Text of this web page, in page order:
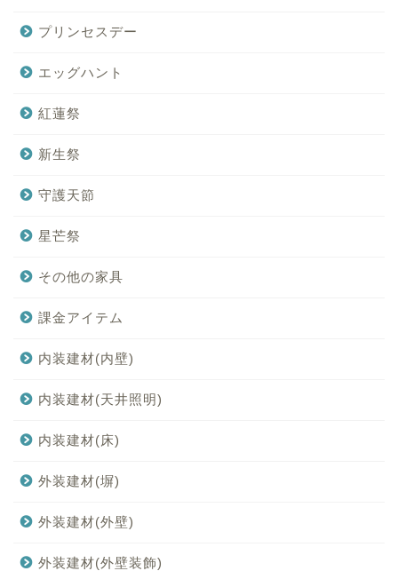
プリンセスデー
エッグハント
紅蓮祭
新生祭
守護天節
星芒祭
その他の家具
課金アイテム
内装建材(内壁)
内装建材(天井照明)
内装建材(床)
外装建材(塀)
外装建材(外壁)
外装建材(外壁装飾)